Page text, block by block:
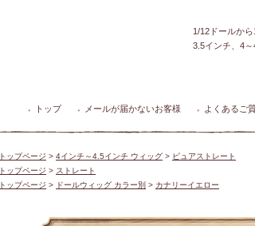
1/12ドールか
3.5インチ、4
● トップ ● メールが届かないお客様 ● よくあるご
トップページ > 4インチ～4.5インチ ウィッグ > ピュアストレート
トップページ > ストレート
トップページ > ドールウィッグ カラー別 > カナリーイエロー